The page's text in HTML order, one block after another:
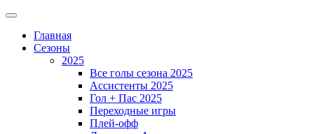
Главная
Сезоны
2025
Все голы сезона 2025
Ассистенты 2025
Гол + Пас 2025
Переходные игры
Плей-офф